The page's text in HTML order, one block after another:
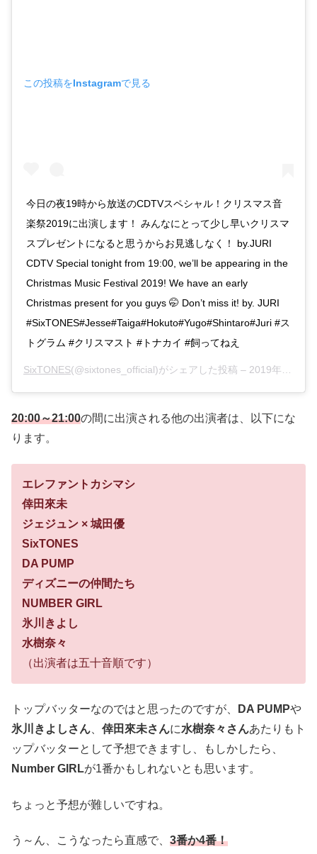
この投稿をInstagramで見る
今日の夜19時から放送のCDTVスペシャル！クリスマス音
楽祭2019に出演します！ みんなにとって少し早いクリスマ
スプレゼントになると思うからお見逃しなく！ by.JURI
CDTV Special tonight from 19:00, we’ll be appearing in the
Christmas Music Festival 2019! We have an early
Christmas present for you guys 🤭 Don’t miss it! by. JURI
#SixTONES#Jesse#Taiga#Hokuto#Yugo#Shintaro#Juri #ス
トグラム #クリスマスト #トナカイ #飼ってねえ
SixTONES(@sixtones_official)がシェアした投稿 – 2019年12月月22日午後11時52分PST
20:00～21:00の間に出演される他の出演者は、以下にな
ります。
エレファントカシマシ
倖田來未
ジェジュン × 城田優
SixTONES
DA PUMP
ディズニーの仲間たち
NUMBER GIRL
氷川きよし
水樹奈々
（出演者は五十音順です）
トップバッターなのではと思ったのですが、 DA PUMPや
氷川きよしさん、 倖田來未さんに水樹奈々さんあたりもト
ップバッターとして予想できますし、もしかしたら、
Number GIRLが1番かもしれないとも思います。
ちょっと予想が難しいですね。
う～ん、こうなったら直感で、 3番か4番！